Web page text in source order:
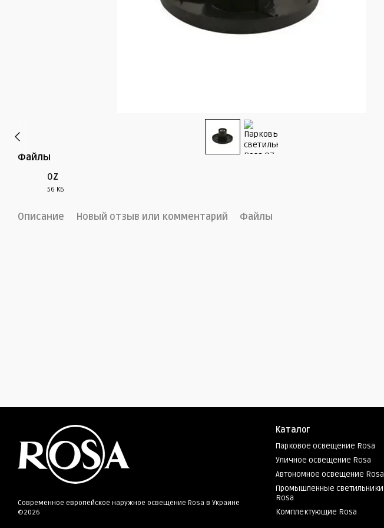
Файлы
OZ
56 КБ
Описание Новый отзыв или комментарий Файлы
Современное европейское наружное освещение Rosa в Украине
©2026
Каталог
Парковое освещение Rosa
Уличное освещение Rosa
Автономное освещение Rosa
Промышленные светильники
Rosa
Комплектующие Rosa